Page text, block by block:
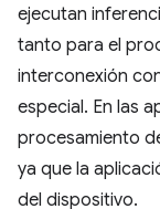
ejecutan
tanto para el
interconexión
especial. En las
procesamiento
ya que la
del dispositivo.